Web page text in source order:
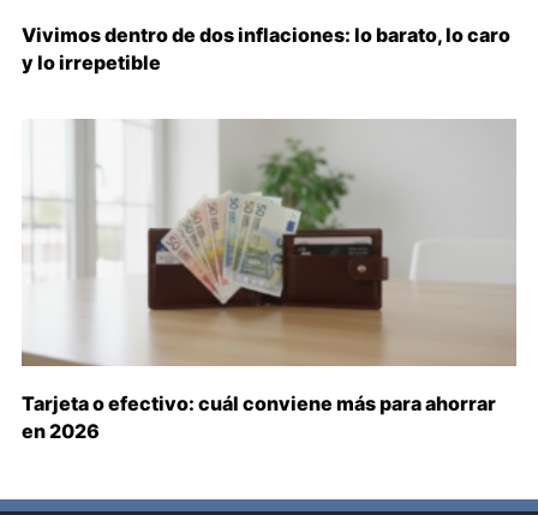
Vivimos dentro de dos inflaciones: lo barato, lo caro
y lo irrepetible
Tarjeta o efectivo: cuál conviene más para ahorrar
en 2026